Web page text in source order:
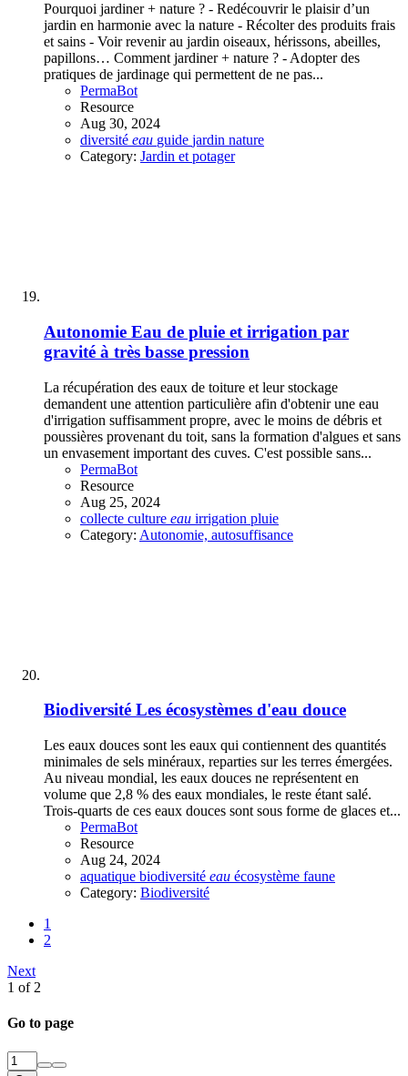
Pourquoi jardiner + nature ? - Redécouvrir le plaisir d’un
jardin en harmonie avec la nature - Récolter des produits frais
et sains - Voir revenir au jardin oiseaux, hérissons, abeilles,
papillons… Comment jardiner + nature ? - Adopter des
pratiques de jardinage qui permettent de ne pas...
PermaBot
Resource
Aug 30, 2024
diversité eau guide jardin nature
Category: Jardin et potager
Autonomie Eau de pluie et irrigation par
gravité à très basse pression
La récupération des eaux de toiture et leur stockage
demandent une attention particulière afin d'obtenir une eau
d'irrigation suffisamment propre, avec le moins de débris et
poussières provenant du toit, sans la formation d'algues et sans
un envasement important des cuves. C'est possible sans...
PermaBot
Resource
Aug 25, 2024
collecte culture eau irrigation pluie
Category: Autonomie, autosuffisance
Biodiversité Les écosystèmes d'eau douce
Les eaux douces sont les eaux qui contiennent des quantités
minimales de sels minéraux, reparties sur les terres émergées.
Au niveau mondial, les eaux douces ne représentent en
volume que 2,8 % des eaux mondiales, le reste étant salé.
Trois-quarts de ces eaux douces sont sous forme de glaces et...
PermaBot
Resource
Aug 24, 2024
aquatique biodiversité eau écosystème faune
Category: Biodiversité
1
2
Next
1 of 2
Go to page